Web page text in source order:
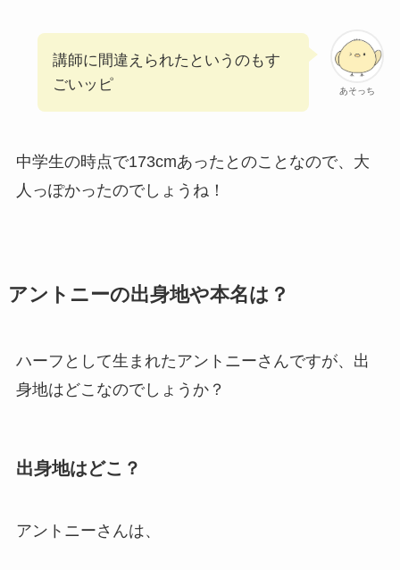
あそっち
講師に間違えられたというのもす
ごいッピ
中学生の時点で173cmあったとのことなので、大
人っぽかったのでしょうね！
アントニーの出身地や本名は？
ハーフとして生まれたアントニーさんですが、出
身地はどこなのでしょうか？
出身地はどこ？
アントニーさんは、